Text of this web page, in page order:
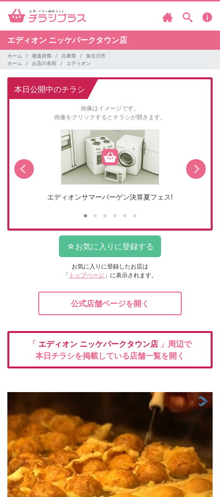
エディオン ニッケパークタウン店
ホーム 都道府県 兵庫県
加古川市
ホーム
お店の名前 エディオン
本日公開中のチラシ
画像はイメージです。
画像をクリックするとチラシが開きます。
エディオンサマーバーゲン決算夏フェス!
お気に入りに登録したお店は
「 トップページ 」に表示されます。
公式店舗ページを開く
「 エディオン ニッケパークタウン店 」周辺で
本日チラシを掲載している店舗一覧を開く